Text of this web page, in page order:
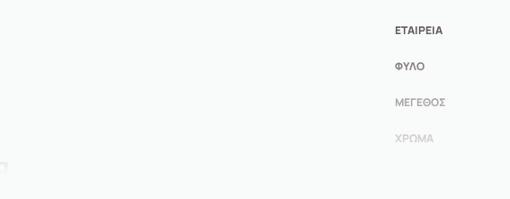
ΕΤΑΙΡΕΊΑ
ΦΎΛΟ
ΜΈΓΕΘΟΣ
ΧΡΏΜΑ